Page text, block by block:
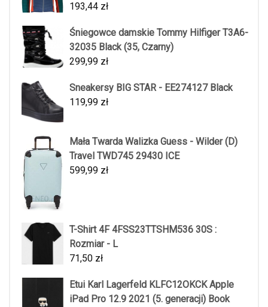
193,44 zł
Śniegowce damskie Tommy Hilfiger T3A6-
32035 Black (35, Czarny)
299,99 zł
Sneakersy BIG STAR - EE274127 Black
119,99 zł
Mała Twarda Walizka Guess - Wilder (D)
Travel TWD745 29430 ICE
599,99 zł
T-Shirt 4F 4FSS23TTSHM536 30S :
Rozmiar - L
71,50 zł
Etui Karl Lagerfeld KLFC12OKCK Apple
iPad Pro 12.9 2021 (5. generacji) Book